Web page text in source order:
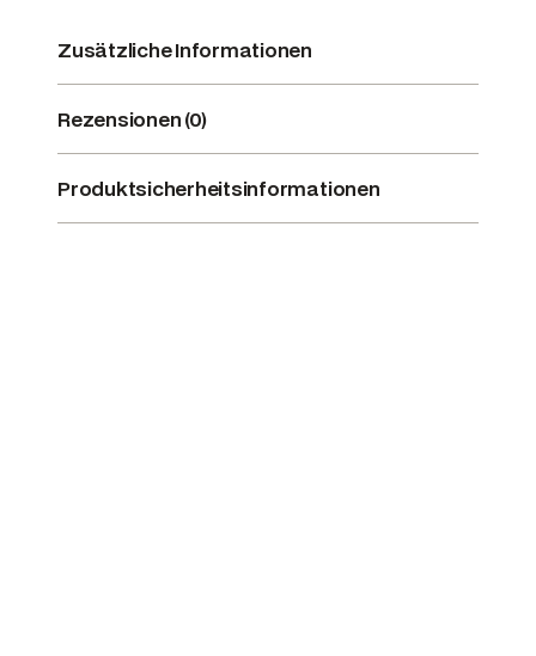
Zusätzliche Informationen
Rezensionen (0)
Produktsicherheitsinformationen